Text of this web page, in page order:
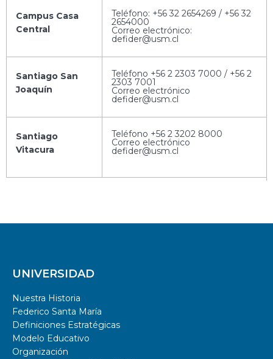
Campus Casa
Central
Teléfono: +56 32 2654269 / +56 32
2654000
Correo electrónico:
defider@usm.cl
Santiago San
Joaquín
Teléfono +56 2 2303 7000 / +56 2
2303 7001
Correo electrónico
defider@usm.cl
Santiago
Vitacura
Teléfono +56 2 3202 8000
Correo electrónico
defider@usm.cl
UNIVERSIDAD
Nuestra Historia
Federico Santa María
Definiciones Estratégicas
Modelo Educativo
Organización